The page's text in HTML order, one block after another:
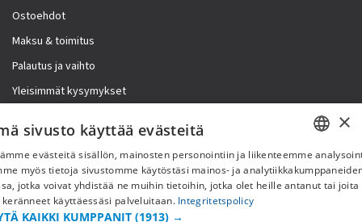
Ostoehdot
Maksu & toimitus
Palautus ja vaihto
Yleisimmät kysymykset
Lisää meistä
Yritystiedot
FI
×
sivusto käyttää evästeitä
evästeitä sisällön, mainosten personointiin ja liikenteemme
myös tietoja sivustomme käytöstäsi mainos- ja
jotka voivat yhdistää ne muihin tietoihin, jotka olet heille antanut tai joita
keränneet käyttäessäsi palveluitaan. Integritetspolicy
KAIKKI KUMPPANIT (1913) →